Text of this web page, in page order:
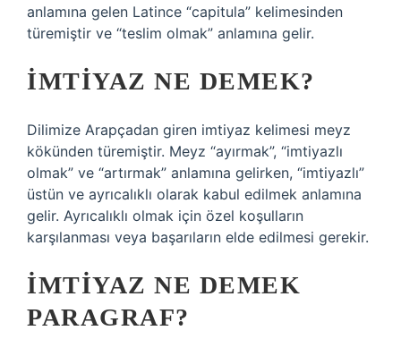
anlamına gelen Latince “capitula” kelimesinden
türemiştir ve “teslim olmak” anlamına gelir.
İMTIYAZ NE DEMEK?
Dilimize Arapçadan giren imtiyaz kelimesi meyz
kökünden türemiştir. Meyz “ayırmak”, “imtiyazlı
olmak” ve “artırmak” anlamına gelirken, “imtiyazlı”
üstün ve ayrıcalıklı olarak kabul edilmek anlamına
gelir. Ayrıcalıklı olmak için özel koşulların
karşılanması veya başarıların elde edilmesi gerekir.
İMTIYAZ NE DEMEK
PARAGRAF?